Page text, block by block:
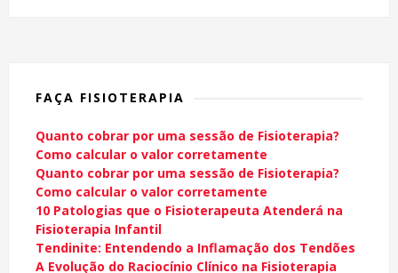
FAÇA FISIOTERAPIA
Quanto cobrar por uma sessão de Fisioterapia?
Como calcular o valor corretamente
Quanto cobrar por uma sessão de Fisioterapia?
Como calcular o valor corretamente
10 Patologias que o Fisioterapeuta Atenderá na
Fisioterapia Infantil
Tendinite: Entendendo a Inflamação dos Tendões
A Evolução do Raciocínio Clínico na Fisioterapia